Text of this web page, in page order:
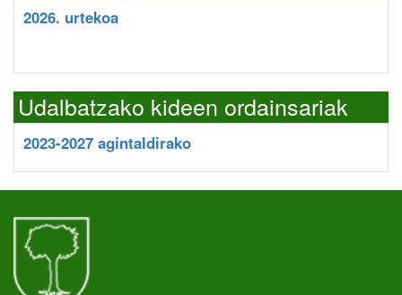
2026. urtekoa
Udalbatzako kideen ordainsariak
2023-2027 agintaldirako